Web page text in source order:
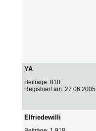
YA
Beiträge: 810
Registriert am: 27.06.2005
Elfriedewilli